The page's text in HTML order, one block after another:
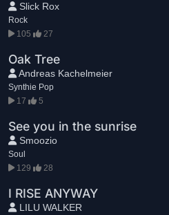
Slick Rox
Rock
105
27
Oak Tree
Andreas Kachelmeier
Synthie Pop
17
5
See you in the sunrise
Smoozio
Soul
129
28
I RISE ANYWAY
LILU WALKER